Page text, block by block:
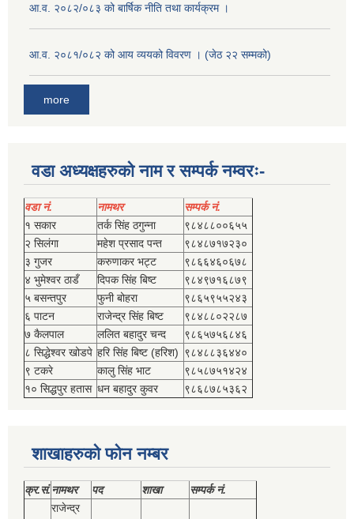
आ.व. २०८२/०८३ को बार्षिक नीति तथा कार्यक्रम ।
आ.व. २०८१/०८२ को आय व्ययको विवरण । (जेठ २२ सम्मको)
more
वडा अध्यक्षहरुको नाम र सम्पर्क नम्वरः-
वडा नं. नामथर
सम्पर्क नं.
१ सकार
तर्क सिंह ठगुन्‍ना
९८४८८००६५५
२ सिलंगा
महेश प्रसाद पन्त
९८४८७१७२३०
३ गुजर
करुणाकर भट्ट
९८६६४६०६७८
४ भुमेश्‍वर ठाडँ
दिपक सिंह बिष्‍ट
९८४९७१६८७९
५ बसन्तपुर
फुनी बोहरा
९८६५९५५२४३
६ पाटन
राजेन्द्र सिंह बिष्‍ट
९८४८८०२२८७
७ कैलपाल
ललित बहादुर चन्द
९८६५७५६८४६
८ सिद्धेश्‍वर खोडपे हरि सिंह बिष्‍ट (हरिश) ९८४८८३६४४०
९ टकरे
कालु सिंह भाट
९८५८७५१४२४
१० सिद्धपुर हतास धन बहादुर कुवर ९८६८७८५३६२
शाखाहरुको फोन नम्बर
क्र.सं.नामथर पद शाखा सम्‍पर्क नं.
राजेन्द्र